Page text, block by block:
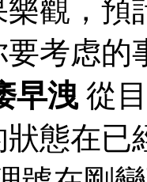
樂觀，
要考虑
早洩 從
態在